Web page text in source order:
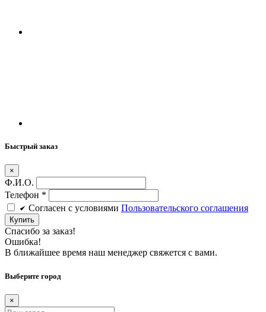
Быстрый заказ
×
Ф.И.О.
Телефон *
Cогласен c условиями Пользовательского соглашения
Купить
Спасибо за заказ!
Ошибка!
В ближайшее время наш менеджер свяжется с вами.
Выберите город
×